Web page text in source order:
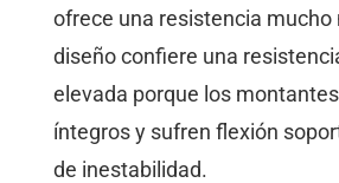
ofrece una resistencia mucho
diseño confiere una
elevada porque los
íntegros y sufren flexión
de inestabilidad.